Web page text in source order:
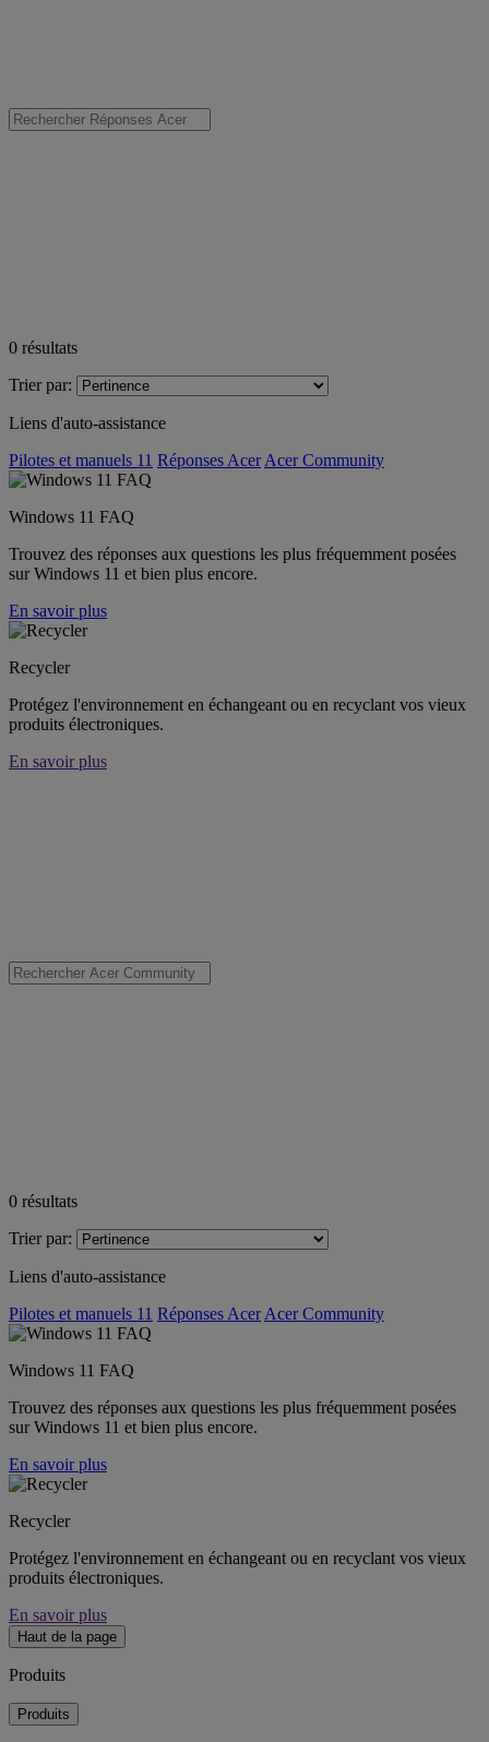
0 résultats
Trier par:
Liens d'auto-assistance
Pilotes et manuels 11 Réponses Acer Acer Community
Windows 11 FAQ
Trouvez des réponses aux questions les plus fréquemment posées
sur Windows 11 et bien plus encore.
En savoir plus
Recycler
Protégez l'environnement en échangeant ou en recyclant vos vieux
produits électroniques.
En savoir plus
0 résultats
Trier par:
Liens d'auto-assistance
Pilotes et manuels 11 Réponses Acer Acer Community
Windows 11 FAQ
Trouvez des réponses aux questions les plus fréquemment posées
sur Windows 11 et bien plus encore.
En savoir plus
Recycler
Protégez l'environnement en échangeant ou en recyclant vos vieux
produits électroniques.
En savoir plus
Haut de la page
Produits
Produits